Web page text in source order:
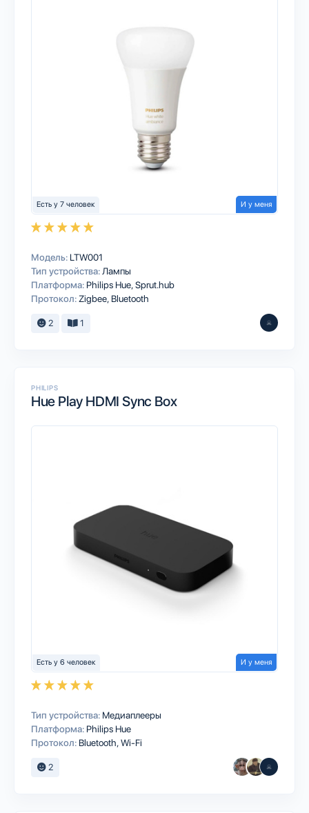
Есть у 7 человек И у меня
Модель: LTW001
Тип устройства: Лампы
Платформа: Philips HueSprut.hub
Протокол: Zigbee Bluetooth
2 1
PHILIPS
Hue Play HDMI Sync Box
Есть у 6 человек И у меня
Тип устройства: Медиаплееры
Платформа: Philips Hue
Протокол: BluetoothWi-Fi
2